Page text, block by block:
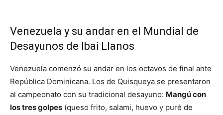
Venezuela y su andar en el Mundial de
Desayunos de Ibai Llanos
Venezuela comenzó su andar en los octavos de final ante
República Dominicana. Los de Quisqueya se presentaron
al campeonato con su tradicional desayuno: Mangú con
los tres golpes (queso frito, salami, huevo y puré de